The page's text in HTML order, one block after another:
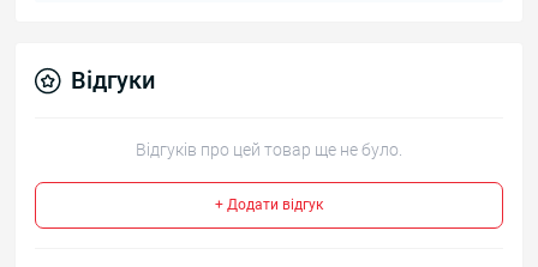
Відгуки
Відгуків про цей товар ще не було.
+ Додати відгук